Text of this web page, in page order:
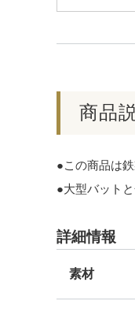
商品
●この商品は
●大型バット
詳細情報
素材